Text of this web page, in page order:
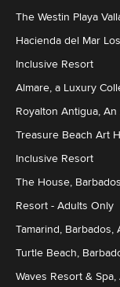
The Westin Playa
Hacienda del Mar
Inclusive Resort
Almare, a Luxury
Royalton Antigua,
Treasure Beach Art
Inclusive Resort
The House,
Resort - Adults Only
Tamarind,
Turtle Beach,
Waves Resort &